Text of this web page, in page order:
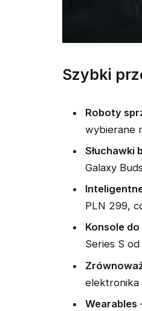
Szybki
Roboty
wybierane
Słuchawki
Galaxy
PLN 299,
Konsole
Series S
elektronika
Wearables